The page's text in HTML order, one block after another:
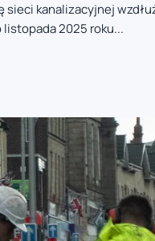
kanalizacyjnej
2025 roku...